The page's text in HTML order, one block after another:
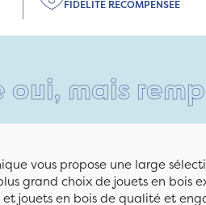
FIDÉLITÉ RÉCOMPENSÉE
rempli
vous propose une large
grand choix de jouets en bois
et jouets en bois de qualité et